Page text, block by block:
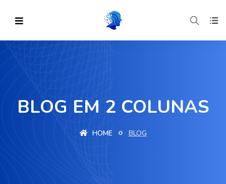
BLOG EM 2 COLUNAS
HOME BLOG